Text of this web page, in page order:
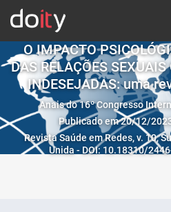
O IMPACTO
DAS RELAÇÕES
INDESEJADAS: uma
Anais do 16º Congresso
Publicado em 20/12/
Revista Saúde em Redes, v. 10,
Unida - DOI: 10.18310/